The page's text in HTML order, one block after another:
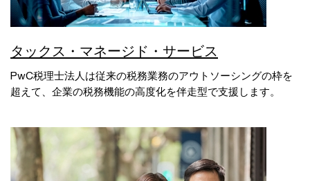
タックス・マネージド・サービス
PwC税理士法人は従来の税務業務のアウトソーシングの枠を
超えて、企業の税務機能の高度化を伴走型で支援します。